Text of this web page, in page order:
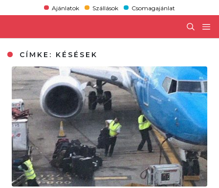
Ajánlatok Szállások Csomagajánlat
CÍMKE: KÉSÉSEK